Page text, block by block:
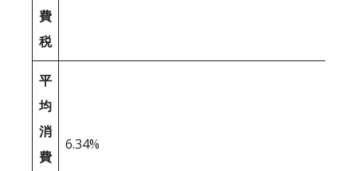
費
税
平
均
消
費
6.34%